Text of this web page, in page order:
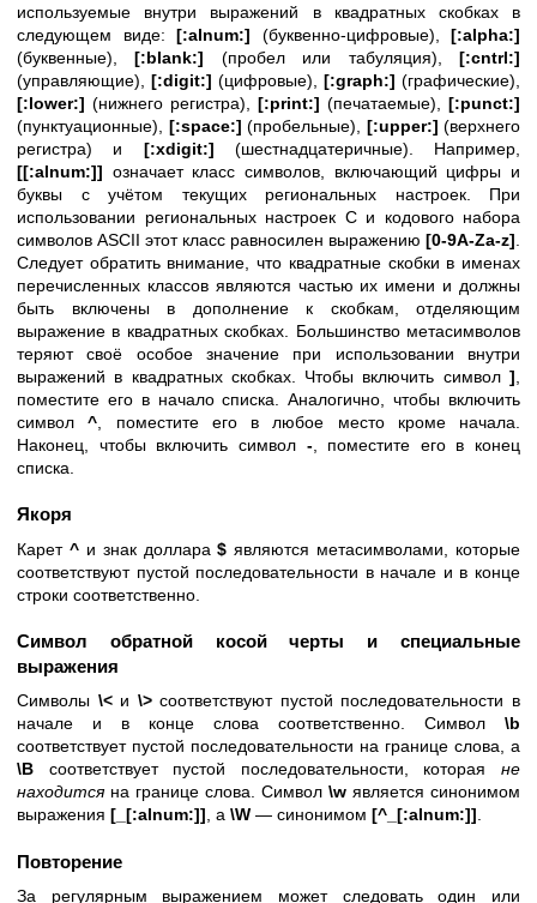
используемые внутри выражений в квадратных скобках в
следующем виде: [:alnum:] (буквенно-цифровые), [:alpha:]
(буквенные),[:blank:] (пробел или табуляция),[:cntrl:]
(управляющие), [:digit:] (цифровые), [:graph:] (графические),
[:lower:] (нижнего регистра), [:print:] (печатаемые), [:punct:]
(пунктуационные), [:space:] (пробельные), [:upper:] (верхнего
регистра) и [:xdigit:] (шестнадцатеричные). Например,
[[:alnum:]] означает класс символов, включающий цифры и
буквы с учётом текущих региональных настроек. При
использовании региональных настроек C и кодового набора
символов ASCII этот класс равносилен выражению [0-9A-Za-z]
Следует обратить внимание, что квадратные скобки в именах
перечисленных классов являются частью их имени и должны
быть включены в дополнение к скобкам, отделяющим
выражение в квадратных скобках. Большинство метасимволов
теряют своё особое значение при использовании внутри
выражений в квадратных скобках. Чтобы включить символ ]
поместите его в начало списка. Аналогично, чтобы включить
символ^ , поместите его в любое место кроме начала.
Наконец, чтобы включить символ -, поместите его в конец
списка.
Якоря
Карет ^и знак доллара$ являются метасимволами, которые
соответствуют пустой последовательности в начале и в конце
строки соответственно.
Символ обратной косой черты и специальные
выражения
Символы \<и \>соответствуют пустой последовательности в
начале и в конце слова соответственно. Символ \b
соответствует пустой последовательности на границе слова, а
\B соответствует пустой последовательности, которая не
находитсяна границе слова. Символ \w является синонимом
выражения [_[:alnum:]], а \W — синонимом [^_[:alnum:]].
Повторение
За регулярным выражением может следовать один или